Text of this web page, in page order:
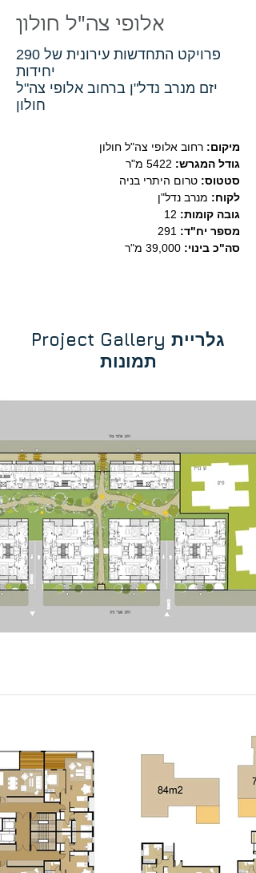
אלופי צה"ל חולון
פרויקט התחדשות עירונית של 290
יחידות
יזם מנרב נדל"ן ברחוב אלופי צה"ל
חולון
מיקום: רחוב אלופי צה"ל חולון
גודל המגרש: 5422 מ"ר
סטטוס: טרום היתרי בניה
לקוח: מנרב נדל"ן
גובה קומות: 12
מספר יח"ד: 291
סה"כ בינוי:
Project Gallery גלריית
תמונות